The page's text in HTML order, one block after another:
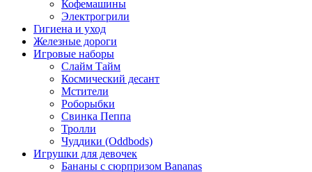
Кофемашины
Электрогрили
Гигиена и уход
Железные дороги
Игровые наборы
Слайм Тайм
Космический десант
Мстители
Роборыбки
Свинка Пеппа
Тролли
Чуддики (Oddbods)
Игрушки для девочек
Бананы с сюрпризом Bananas